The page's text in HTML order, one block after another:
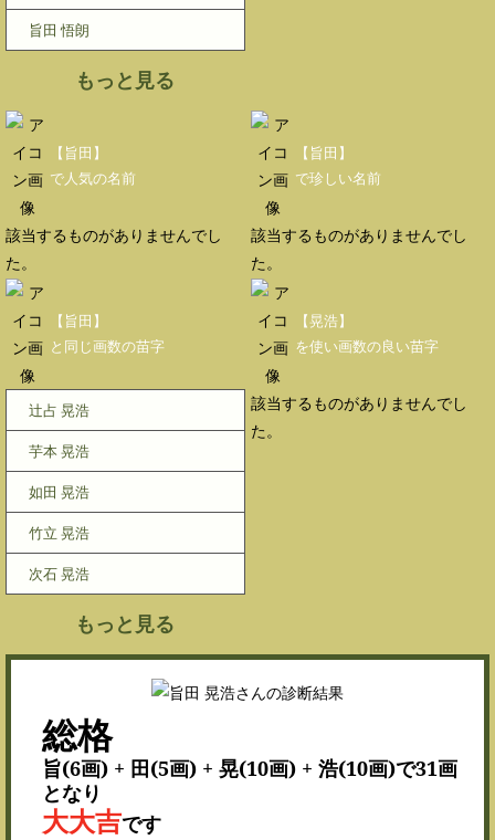
旨田 悟朗
もっと見る
【旨田】
で人気の名前
該当するものがありませんでし
た。
【旨田】
で珍しい名前
該当するものがありませんでし
た。
【旨田】
と同じ画数の苗字
辻占 晃浩
芋本 晃浩
如田 晃浩
竹立 晃浩
次石 晃浩
もっと見る
【晃浩】
を使い画数の良い苗字
該当するものがありませんでし
た。
総格
旨(6画) + 田(5画) + 晃(10画) + 浩(10画)で31画
となり
大大吉です